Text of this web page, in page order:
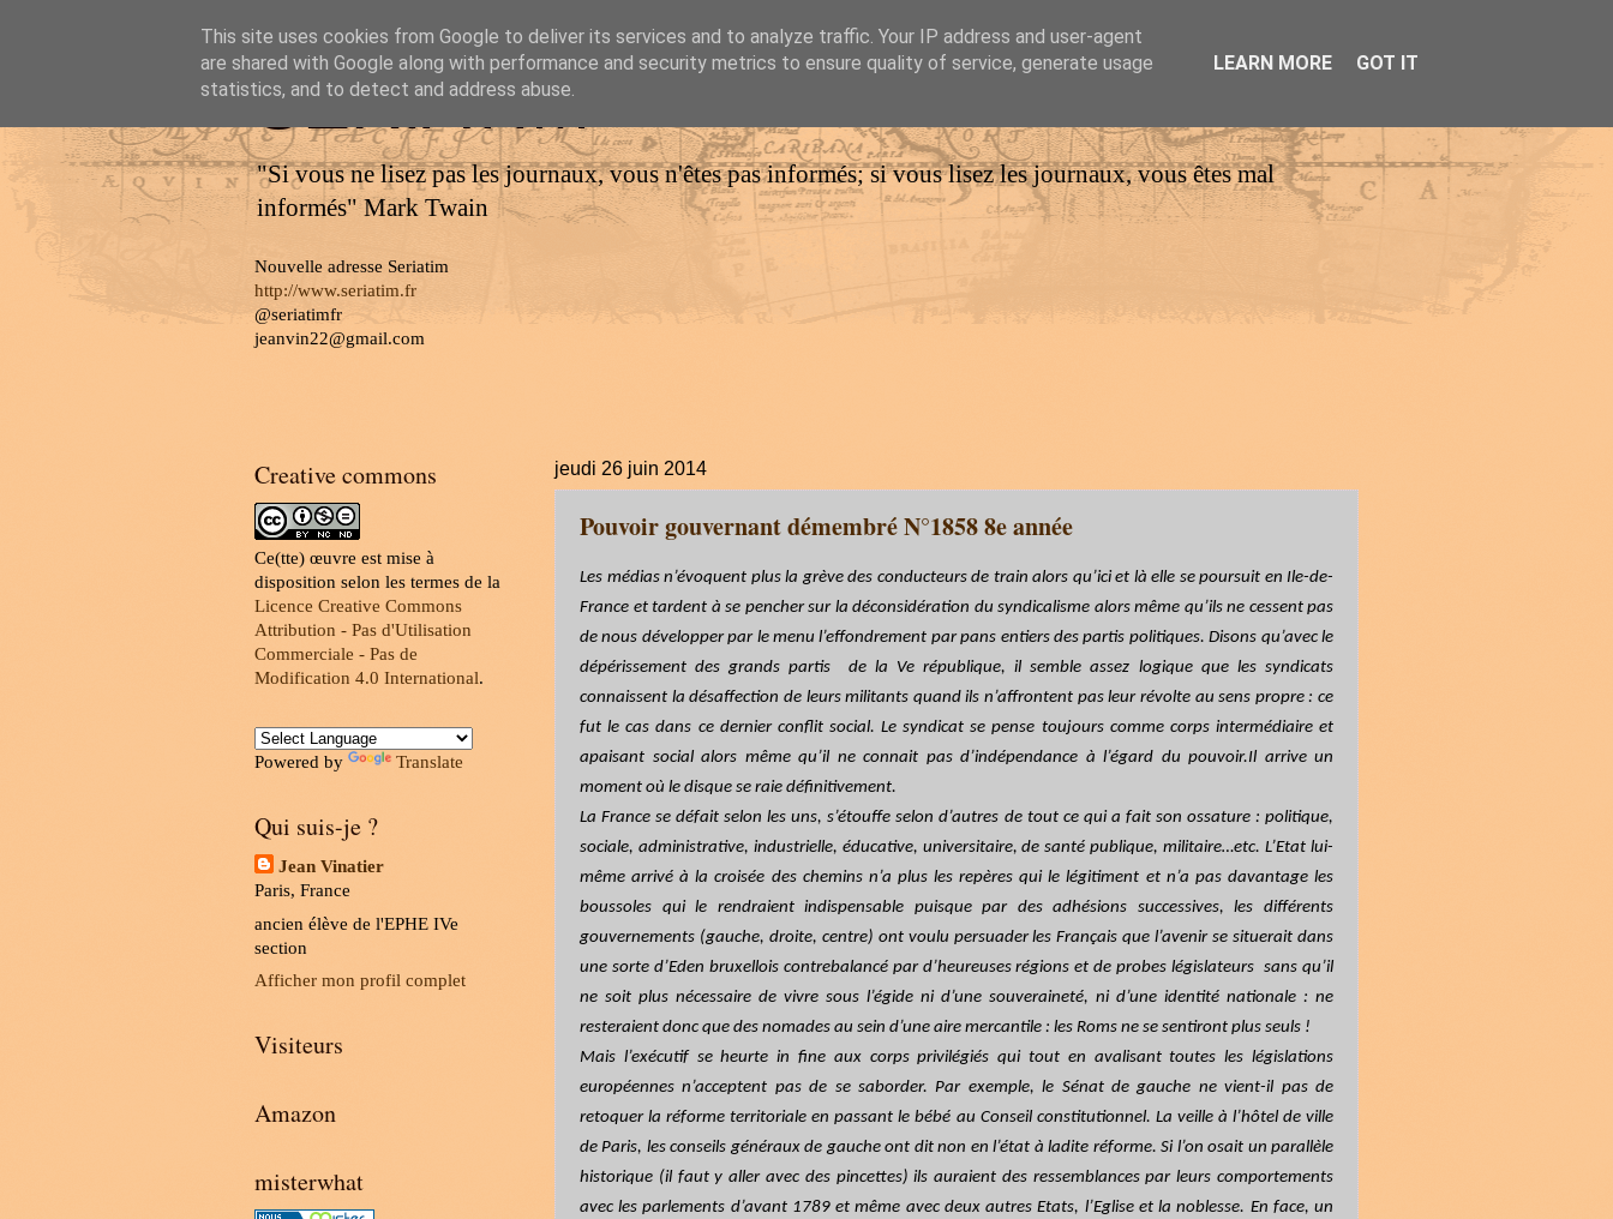
SERIATIM
"Si vous ne lisez pas les journaux, vous n'êtes pas informés; si vous lisez les journaux, vous êtes mal
informés" Mark Twain
Nouvelle adresse Seriatim
http://www.seriatim.fr
@seriatimfr
jeanvin22@gmail.com
jeudi 26 juin 2014
Pouvoir gouvernant démembré N°1858 8e année
Les médias n’évoquent plus la grève des conducteurs de train alors qu’ici et là elle se poursuit en Ile-de-
France et tardent à se pencher sur la déconsidération du syndicalisme alors même qu’ils ne cessent pas
de nous développer par le menu l’effondrement par pans entiers des partis politiques. Disons qu’avec le
dépérissement des grands partis
de la Ve république, il semble assez logique que les syndicats
connaissent la désaffection de leurs militants quand ils n’affrontent pas leur révolte au sens propre : ce
fut le cas dans ce dernier conflit social. Le syndicat se pense toujours comme corps intermédiaire et
apaisant social alors même qu’il ne connait pas d’indépendance à l’égard du pouvoir.Il arrive un
moment où le disque se raie définitivement.
La France se défait selon les uns, s’étouffe selon d’autres de tout ce qui a fait son ossature : politique,
sociale, administrative, industrielle, éducative, universitaire, de santé publique, militaire…etc. L’Etat lui-
même arrivé à la croisée des chemins n’a plus les repères qui le légitiment et n’a pas davantage les
boussoles qui le rendraient indispensable puisque par des adhésions successives, les différents
gouvernements (gauche, droite, centre) ont voulu persuader les Français que l’avenir se situerait dans
une sorte d’Eden bruxellois contrebalancé par d’heureuses régions et de probes législateurs sans qu’il
ne soit plus nécessaire de vivre sous l’égide ni d’une souveraineté, ni d’une identité nationale : ne
resteraient donc que des nomades au sein d’une aire mercantile : les Roms ne se sentiront plus seuls !
Mais l’exécutif se heurte in fine aux corps privilégiés qui tout en avalisant toutes les législations
européennes n’acceptent pas de se saborder. Par exemple, le Sénat de gauche ne vient-il pas de
retoquer la réforme territoriale en passant le bébé au Conseil constitutionnel. La veille à l’hôtel de ville
de Paris, les conseils généraux de gauche ont dit non en l’état à ladite réforme. Si l’on osait un parallèle
historique (il faut y aller avec des pincettes) ils auraient des ressemblances par leurs comportements
avec les parlements d’avant 1789 et même avec deux autres Etats, l’Eglise et la noblesse. En face, un
Creative commons
Ce(tte) œuvre est mise à
disposition selon les termes de la
Licence Creative Commons
Attribution - Pas d'Utilisation
Commerciale - Pas de
Modification 4.0 International.
Powered by Translate
Qui suis-je ?
Jean Vinatier
Paris, France
ancien élève de l'EPHE IVe
section
Afficher mon profil complet
Visiteurs
Amazon
misterwhat
This site uses cookies from Google to deliver its services and to analyze traffic. Your IP address and user-agent
are shared with Google along with performance and security metrics to ensure quality of service, generate usage
statistics, and to detect and address abuse.
LEARN MORE GOT IT